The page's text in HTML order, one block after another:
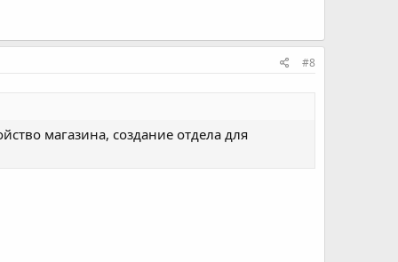
#8
магазина, создание отдела для